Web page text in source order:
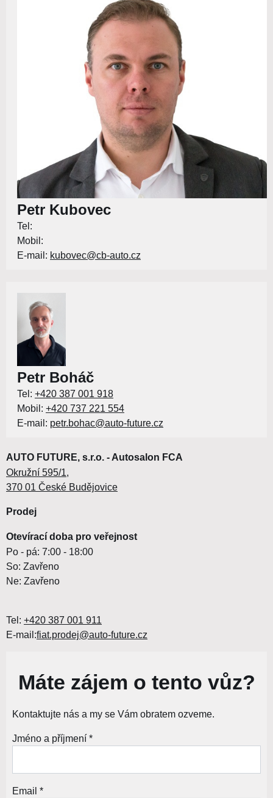
Petr Kubovec
Tel:
Mobil:
E-mail: kubovec@cb-auto.cz
Petr Boháč
Tel: +420 387 001 918
Mobil: +420 737 221 554
E-mail: petr.bohac@auto-future.cz
AUTO FUTURE, s.r.o. - Autosalon FCA
Okružní 595/1,
370 01 České Budějovice
Prodej
Otevírací doba pro veřejnost
Po - pá: 7:00 - 18:00
So: Zavřeno
Ne: Zavřeno
Tel: +420 387 001 911
E-mail:fiat.prodej@auto-future.cz
Máte zájem o tento vůz?
Kontaktujte nás a my se Vám obratem ozveme.
Jméno a příjmení *
Email *